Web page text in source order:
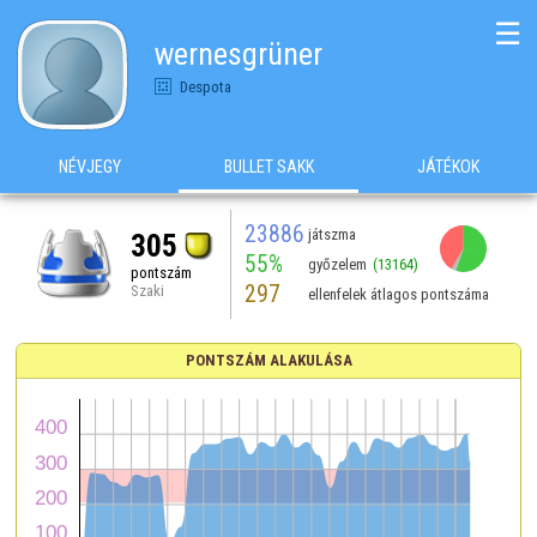
wernesgrüner
Despota
☰
NÉVJEGY BULLET SAKK JÁTÉKOK
305
pontszám
Szaki
23886 játszma
55% győzelem (13164)
297 ellenfelek átlagos pontszáma
PONTSZÁM ALAKULÁSA